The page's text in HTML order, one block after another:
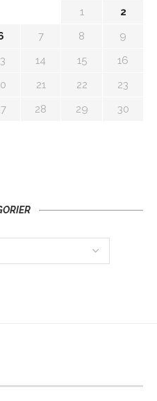
1
2
7 8
9
14 15
16
21 22
23
28 29
30